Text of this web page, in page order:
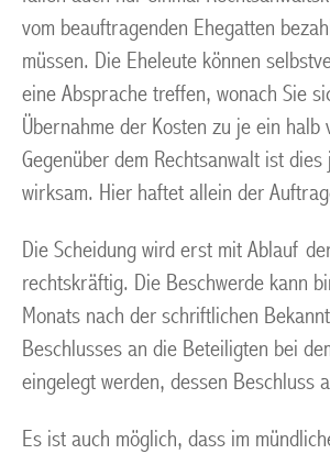
vom beauftragenden Ehegatten
müssen. Die Eheleute können
eine Absprache treffen, wonach Sie
Übernahme der Kosten zu je ein halb
Gegenüber dem Rechtsanwalt ist
wirksam. Hier haftet allein der
Die Scheidung wird erst mit Ablauf
rechtskräftig. Die Beschwerde kann
Monats nach der schriftlichen
Beschlusses an die Beteiligten bei
eingelegt werden, dessen Beschluss
Es ist auch möglich, dass im